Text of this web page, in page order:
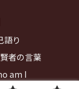
語り
者の言葉
am I